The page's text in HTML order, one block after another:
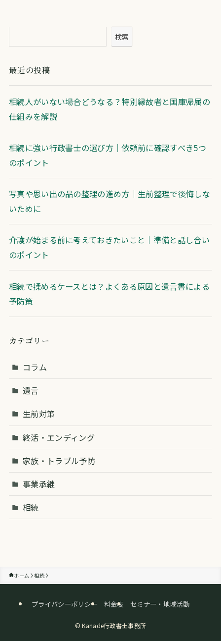
検索
最近の投稿
相続人がいない場合どうなる？特別縁故者と国庫帰属の
仕組みを解説
相続に強い行政書士の選び方｜依頼前に確認すべき5つ
のポイント
写真や思い出の品の整理の進め方｜生前整理で後悔しな
いために
介護が始まる前に考えておきたいこと｜準備と話し合い
のポイント
相続で揉めるケースとは？よくある原因と遺言書による
予防策
カテゴリー
コラム
遺言
生前対策
終活・エンディング
家族・トラブル予防
事業承継
相続
ホーム 相続
プライバシーポリシー 料金表 セミナー・地域活動
© Kanade行政書士事務所